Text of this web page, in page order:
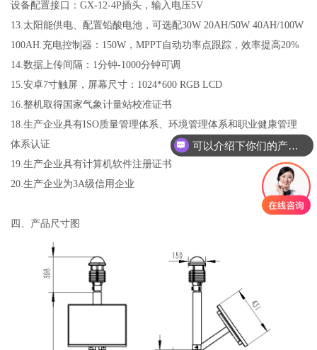
设备配置接口：GX-12-4P插头，输入电压5V
13. 太阳能供电、配置铅酸电池，可选配30W 20AH/50W 40AH/100W
100AH. 充电控制器： 150W ，MPPT自动功率点跟踪，效率提高20%
14.数据上传间隔： 1分钟-1000分钟可调
15.安卓7寸触屏，屏幕尺寸： 1024*600 RGB LCD
16.整机取得国家气象计量站校准证书
18.生产企业具有ISO质量管理体系、环境管理体系和职业健康管理
体系认证
19.生产企业具有计算机软件注册证书
20.生产企业为3A级信用企业
四、产品尺寸图
可以介绍下你们的产品么？